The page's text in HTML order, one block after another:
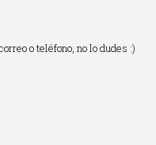
o teléfono, no lo dudes :)